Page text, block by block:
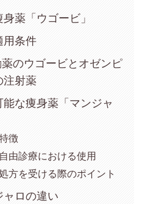
薬「ウゴービ」
用条件
のウゴービとオゼンピ
注射薬
な痩身薬「マンジャ
徴
由診療における使用
方を受ける際のポイント
ロの違い